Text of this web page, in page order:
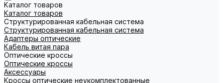
Каталог товаров
Каталог товаров
Структурированная кабельная система
Структурированная кабельная система
Адаптеры оптические
Кабель витая пара
Оптические кроссы
Оптические кроссы
Аксессуары
Кроссы оптические неукомплектованные